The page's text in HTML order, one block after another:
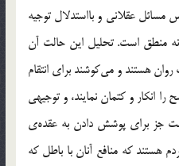
مسائل عقلانی و بااستدلال توجیه
منطق است. تحلیل این حالت آن
هستند و می‌کوشند برای انتقام
انکار و کتمان نمایند، و توجیهی
جز برای پوشش دادن به عقده‌ی
هستند که منافع آنان با باطل که